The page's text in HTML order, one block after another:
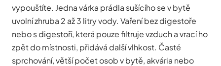
vypouštíte. Jedna várka prádla sušícího se v bytě
uvolní zhruba 2 až 3 litry vody. Vaření bez digestoře
nebo s digestoří, která pouze filtruje vzduch a vrací ho
zpět do místnosti, přidává další vlhkost. Časté
sprchování, větší počet osob v bytě, akvária nebo